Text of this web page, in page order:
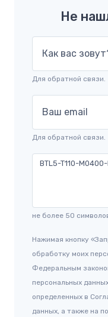
Не
Как вас
Для обратной связи.
Ваш email
Для обратной связи.
не более 50
Нажимая кнопку
обработку моих
Федеральным
персональных
определенных в
данных, а также на